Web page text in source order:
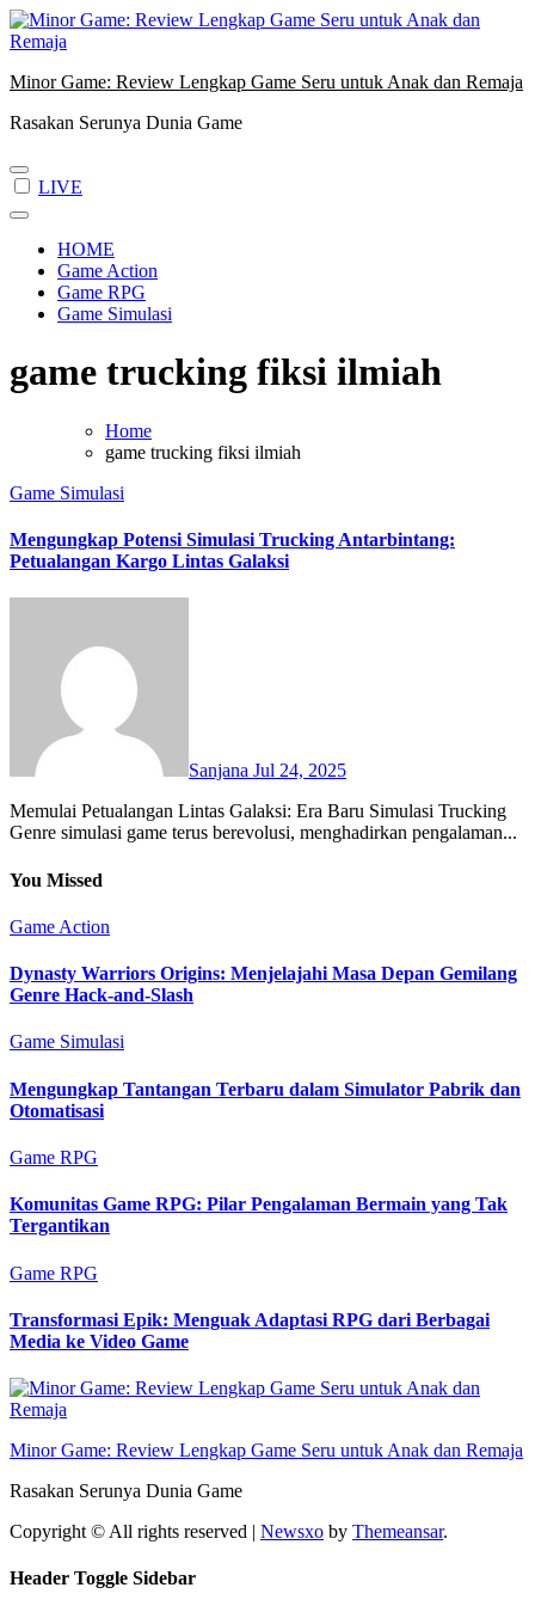
Skip
to
Minor Game: Review Lengkap Game Seru untuk Anak dan Remaja
Rasakan Serunya Dunia Game
LIVE
HOME
Game Action
Game RPG
Game Simulasi
game trucking fiksi ilmiah
Home
game trucking fiksi ilmiah
Game Simulasi
Mengungkap Potensi Simulasi Trucking Antarbintang:
Petualangan Kargo Lintas Galaksi
Sanjana Jul 24, 2025
Memulai Petualangan Lintas Galaksi: Era Baru Simulasi Trucking
Genre simulasi game terus berevolusi, menghadirkan pengalaman...
You Missed
Game Action
Dynasty Warriors Origins: Menjelajahi Masa Depan Gemilang
Genre Hack-and-Slash
Game Simulasi
Mengungkap Tantangan Terbaru dalam Simulator Pabrik dan
Otomatisasi
Game RPG
Komunitas Game RPG: Pilar Pengalaman Bermain yang Tak
Tergantikan
Game RPG
Transformasi Epik: Menguak Adaptasi RPG dari Berbagai
Media ke Video Game
Minor Game: Review Lengkap Game Seru untuk Anak dan Remaja
Rasakan Serunya Dunia Game
Copyright © All rights reserved | Newsxo by Themeansar.
Header Toggle Sidebar